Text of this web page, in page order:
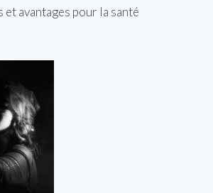
avantages pour la santé